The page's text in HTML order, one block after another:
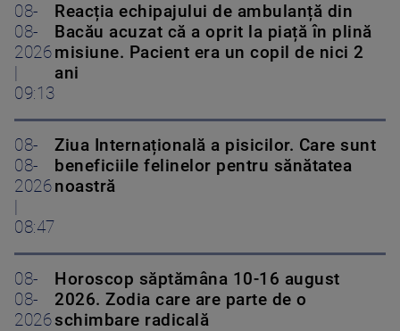
08-
08-
2026
09:13
Reacția echipajului de ambulanță din
Bacău acuzat că a oprit la piață în plină
misiune. Pacient era un copil de nici 2
ani
08-
08-
2026
08:47
Ziua Internațională a pisicilor. Care sunt
beneficiile felinelor pentru sănătatea
noastră
08-
08-
2026
Horoscop săptămâna 10-16 august
2026. Zodia care are parte de o
schimbare radicală